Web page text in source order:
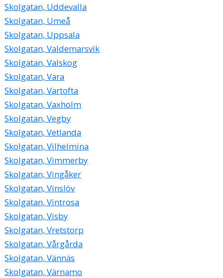
Skolgatan, Uddevalla
Skolgatan, Umeå
Skolgatan, Uppsala
Skolgatan, Valdemarsvik
Skolgatan, Valskog
Skolgatan, Vara
Skolgatan, Vartofta
Skolgatan, Vaxholm
Skolgatan, Vegby
Skolgatan, Vetlanda
Skolgatan, Vilhelmina
Skolgatan, Vimmerby
Skolgatan, Vingåker
Skolgatan, Vinslöv
Skolgatan, Vintrosa
Skolgatan, Visby
Skolgatan, Vretstorp
Skolgatan, Vårgårda
Skolgatan, Vännäs
Skolgatan, Värnamo